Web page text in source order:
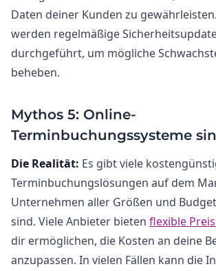
Daten deiner Kunden zu
werden regelmäßige
durchgeführt, um mögliche
beheben.
Mythos 5: Online-
Terminbuchungssysteme
Die Realität: Es gibt viele
Terminbuchungslösungen auf dem
Unternehmen aller Größen und
sind. Viele Anbieter bieten flexible
dir ermöglichen, die Kosten an deine
anzupassen. In vielen Fällen kann die